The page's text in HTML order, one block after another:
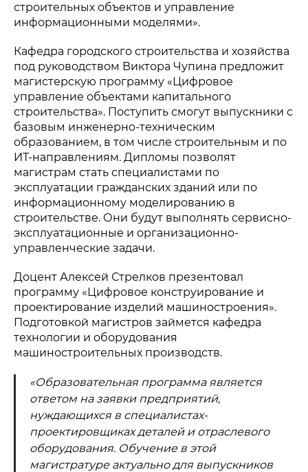
строительных объектов и управление
информационными моделями».
Кафедра городского строительства и хозяйства
под руководством Виктора Чупина предложит
магистерскую программу «Цифровое
управление объектами капитального
строительства». Поступить смогут выпускники с
базовым инженерно-техническим
образованием, в том числе строительным и по
ИТ-направлениям. Дипломы позволят
магистрам стать специалистами по
эксплуатации гражданских зданий или по
информационному моделированию в
строительстве. Они будут выполнять сервисно-
эксплуатационные и организационно-
управленческие задачи.
Доцент Алексей Стрелков презентовал
программу «Цифровое конструирование и
проектирование изделий машиностроения».
Подготовкой магистров займется кафедра
технологии и оборудования
машиностроительных производств.
«Образовательная программа является
ответом на заявки предприятий,
нуждающихся в специалистах-
проектировщиках деталей и отраслевого
оборудования. Обучение в этой
магистратуре актуально для выпускников
© 2015-2026 НАУРР. Все права защищены. При использовании
материалов ссылка на ROBOTUNION.RU — обязательна
При использовании материалов ссылка на ROBOTUNION.RU —
обязательна